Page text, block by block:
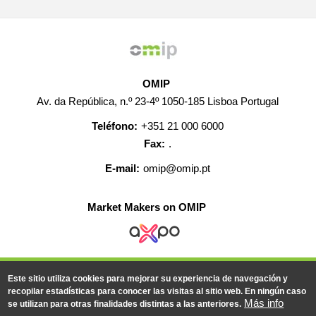
OMIP
Av. da República, n.º 23-4º 1050-185 Lisboa Portugal
Teléfono: +351 21 000 6000
Fax: .
E-mail: omip@omip.pt
Market Makers on OMIP
AYUDA CONTACTO EMPLEO
MAPA WEB
INFORMACIÓN LEGAL
Este sitio utiliza cookies para mejorar su experiencia de navegación y
recopilar estadísticas para conocer las visitas al sitio web. En ningún caso
se utilizan para otras finalidades distintas a las anteriores. Más info